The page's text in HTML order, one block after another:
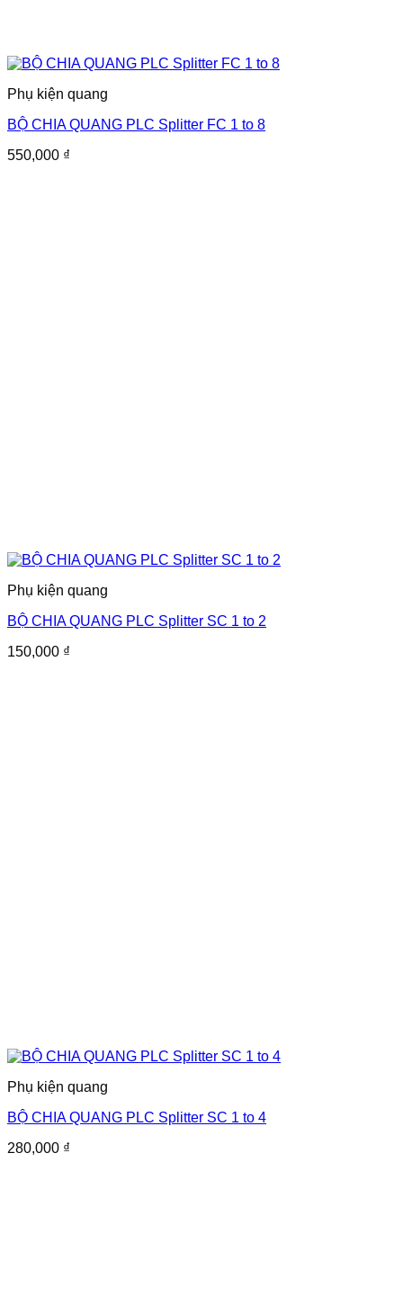
Phụ kiện quang
BỘ CHIA QUANG PLC Splitter FC 1 to 8
550,000 ₫
Phụ kiện quang
BỘ CHIA QUANG PLC Splitter SC 1 to 2
150,000 ₫
Phụ kiện quang
BỘ CHIA QUANG PLC Splitter SC 1 to 4
280,000 ₫